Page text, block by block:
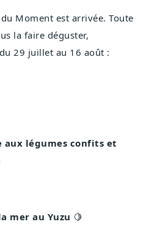
Moment est arrivée. Toute
la faire déguster,
29 juillet au 16 août :
aux légumes confits et
mer au Yuzu 🍋